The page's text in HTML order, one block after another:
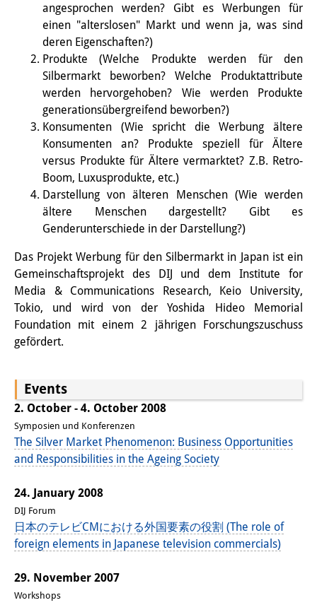
Wissensinfrastrukturen
Individuelle Projekte
Abgeschlossene Forschung
Events
Veranstaltungsübersicht
DIJ Forum
DIJ Study Group
Thematische Vortragsreihen
Symposien und Konferenzen
Workshops
Sonstige Veranstaltungen
Publikationen
Contemporary Japan
DIJ Monographienreihe
DIJ Working Papers
DIJ Newsletter
DIJ Videos
Miscellanea
Podcasts
angesprochen werden? Gibt es Werbungen für
einen "alterslosen" Markt und wenn ja, was sind
deren Eigenschaften?)
Produkte (Welche Produkte werden für den
Silbermarkt beworben? Welche Produktattribute
werden hervorgehoben? Wie werden Produkte
generationsübergreifend beworben?)
Konsumenten (Wie spricht die Werbung ältere
Konsumenten an? Produkte speziell für Ältere
versus Produkte für Ältere vermarktet? Z.B. Retro-
Boom, Luxusprodukte, etc.)
Darstellung von älteren Menschen (Wie werden
ältere Menschen dargestellt? Gibt es
Genderunterschiede in der Darstellung?)
Das Projekt Werbung für den Silbermarkt in Japan ist ein
Gemeinschaftsprojekt des DIJ und dem Institute for
Media & Communications Research, Keio University,
Tokio, und wird von der Yoshida Hideo Memorial
Foundation mit einem 2 jährigen Forschungszuschuss
gefördert.
Events
2. October - 4. October 2008
Symposien und Konferenzen
The Silver Market Phenomenon: Business Opportunities
and Responsibilities in the Ageing Society
24. January 2008
DIJ Forum
日本のテレビCMにおける外国要素の役割 (The role of
foreign elements in Japanese television commercials)
29. November 2007
Workshops